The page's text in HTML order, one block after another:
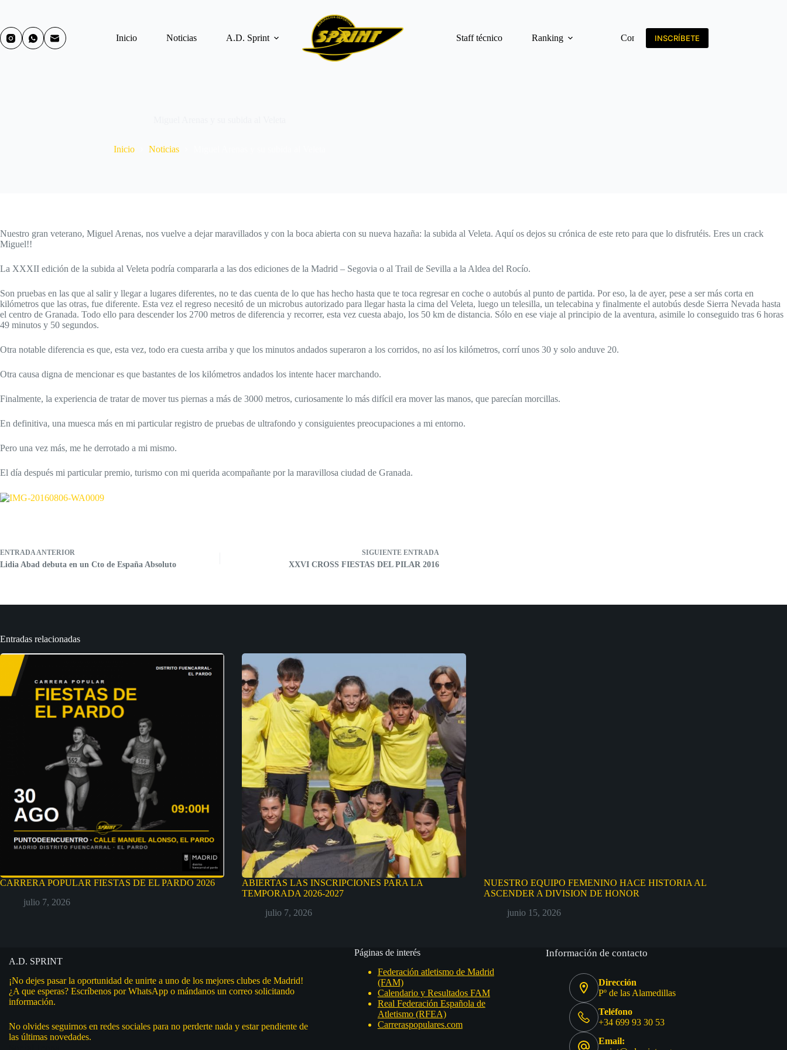
Inicio Noticias A.D. Sprint Staff técnico Ranking Contacto INSCRÍBETE
Inicio Noticias
Nuestro gran veterano, Miguel Arenas, nos vuelve a dejar maravillados y con la boca abierta con su nueva hazaña: la subida al Veleta. Aquí os dejos su crónica de este reto para que lo disfrutéis. Eres un crack
Miguel!!
La XXXII edición de la subida al Veleta podría compararla a las dos ediciones de la Madrid – Segovia o al Trail de Sevilla a la Aldea del Rocío.
Son pruebas en las que al salir y llegar a lugares diferentes, no te das cuenta de lo que has hecho hasta que te toca regresar en coche o autobús al punto de partida. Por eso, la de ayer, pese a ser más corta en
kilómetros que las otras, fue diferente. Esta vez el regreso necesitó de un microbus autorizado para llegar hasta la cima del Veleta, luego un telesilla, un telecabina y finalmente el autobús desde Sierra Nevada hasta
el centro de Granada. Todo ello para descender los 2700 metros de diferencia y recorrer, esta vez cuesta abajo, los 50 km de distancia. Sólo en ese viaje al principio de la aventura, asimile lo conseguido tras 6 horas
49 minutos y 50 segundos.
Otra notable diferencia es que, esta vez, todo era cuesta arriba y que los minutos andados superaron a los corridos, no así los kilómetros, corrí unos 30 y solo anduve 20.
Otra causa digna de mencionar es que bastantes de los kilómetros andados los intente hacer marchando.
Finalmente, la experiencia de tratar de mover tus piernas a más de 3000 metros, curiosamente lo más difícil era mover las manos, que parecían morcillas.
En definitiva, una muesca más en mi particular registro de pruebas de ultrafondo y consiguientes preocupaciones a mi entorno.
Pero una vez más, me he derrotado a mi mismo.
El día después mi particular premio, turismo con mi querida acompañante por la maravillosa ciudad de Granada.
ENTRADAANTERIOR
Lidia Abad debuta en un Cto de España Absoluto
SIGUIENTE ENTRADA
XXVI CROSS FIESTAS DEL PILAR 2016
Entradas relacionadas
CARRERA POPULAR FIESTAS DE EL PARDO 2026
julio 7, 2026
ABIERTAS LAS INSCRIPCIONES PARA LA
TEMPORADA 2026-2027
julio 7, 2026
NUESTRO EQUIPO FEMENINO HACE HISTORIA AL
ASCENDER A DIVISION DE HONOR
junio 15, 2026
A.D. SPRINT
¡No dejes pasar la oportunidad de unirte a uno de los mejores clubes de Madrid!
¿A que esperas? Escríbenos por WhatsApp o mándanos un correo solicitando
información.
No olvides seguirnos en redes sociales para no perderte nada y estar pendiente de
las últimas novedades.
Páginas de interés
Federación atletismo de Madrid
(FAM)
Calendario y Resultados FAM
Real Federación Española de
Atletismo (RFEA)
Carreraspopulares.com
Información de contacto
Dirección
Pº de las Alamedillas
Teléfono
+34 699 93 30 53
Email: